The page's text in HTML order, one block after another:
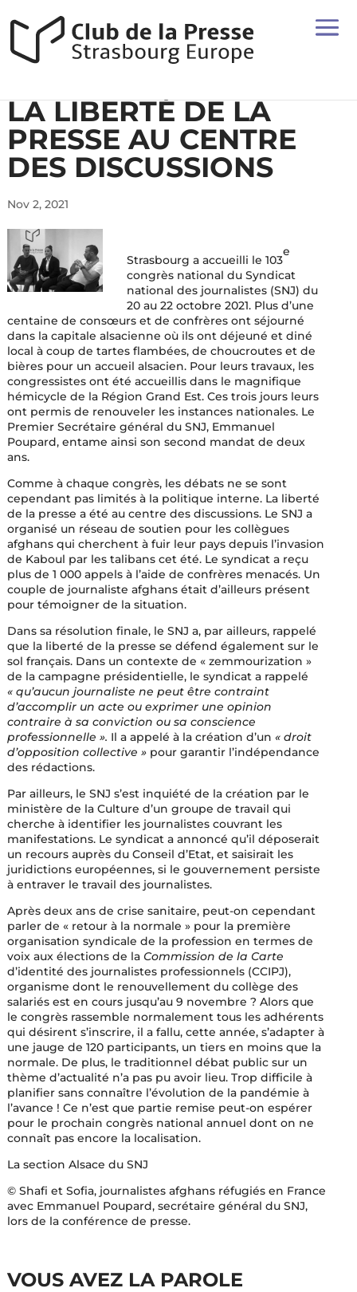
LA LIBERTÉ DE LA
PRESSE AU CENTRE
DES DISCUSSIONS
Nov 2, 2021
Strasbourg a accueilli le 103
e
congrès national du Syndicat
national des journalistes (SNJ) du
20 au 22 octobre 2021. Plus d’une
centaine de consœurs et de confrères ont séjourné
dans la capitale alsacienne où ils ont déjeuné et diné
local à coup de tartes flambées, de choucroutes et de
bières pour un accueil alsacien. Pour leurs travaux, les
congressistes ont été accueillis dans le magnifique
hémicycle de la Région Grand Est. Ces trois jours leurs
ont permis de renouveler les instances nationales. Le
Premier Secrétaire général du SNJ, Emmanuel
Poupard, entame ainsi son second mandat de deux
ans.
Comme à chaque congrès, les débats ne se sont
cependant pas limités à la politique interne. La liberté
de la presse a été au centre des discussions. Le SNJ a
organisé un réseau de soutien pour les collègues
afghans qui cherchent à fuir leur pays depuis l’invasion
de Kaboul par les talibans cet été. Le syndicat a reçu
plus de 1 000 appels à l’aide de confrères menacés. Un
couple de journaliste afghans était d’ailleurs présent
pour témoigner de la situation.
Dans sa résolution finale, le SNJ a, par ailleurs, rappelé
que la liberté de la presse se défend également sur le
sol français. Dans un contexte de « zemmourization »
de la campagne présidentielle, le syndicat a rappelé
« qu’aucun journaliste ne peut être contraint
d’accomplir un acte ou exprimer une opinion
contraire à sa conviction ou sa conscience
professionnelle ». Il a appelé à la création d’un « droit
d’opposition collective »pour garantir l’indépendance
des rédactions.
Par ailleurs, le SNJ s’est inquiété de la création par le
ministère de la Culture d’un groupe de travail qui
cherche à identifier les journalistes couvrant les
manifestations. Le syndicat a annoncé qu’il déposerait
un recours auprès du Conseil d’Etat, et saisirait les
juridictions européennes, si le gouvernement persiste
à entraver le travail des journalistes.
Après deux ans de crise sanitaire, peut-on cependant
parler de « retour à la normale » pour la première
organisation syndicale de la profession en termes de
voix aux élections de la Commission de la Carte
d’identité des journalistes professionnels (CCIPJ),
organisme dont le renouvellement du collège des
salariés est en cours jusqu’au 9 novembre ? Alors que
le congrès rassemble normalement tous les adhérents
qui désirent s’inscrire, il a fallu, cette année, s’adapter à
une jauge de 120 participants, un tiers en moins que la
normale. De plus, le traditionnel débat public sur un
thème d’actualité n’a pas pu avoir lieu. Trop difficile à
planifier sans connaître l’évolution de la pandémie à
l’avance ! Ce n’est que partie remise peut-on espérer
pour le prochain congrès national annuel dont on ne
connaît pas encore la localisation.
La section Alsace du SNJ
© Shafi et Sofia, journalistes afghans réfugiés en France
avec Emmanuel Poupard, secrétaire général du SNJ,
lors de la conférence de presse.
VOUS AVEZ LA PAROLE